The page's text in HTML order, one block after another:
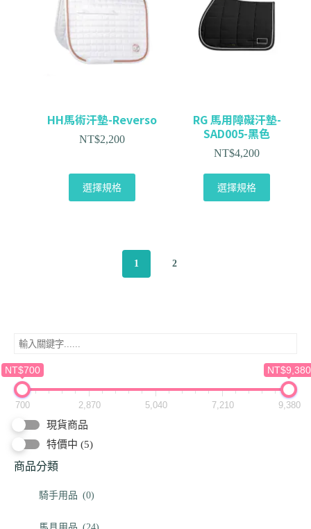
NT$700 NT$9,380
700 2,870 5,040 7,210 9,380
現貨商品
特價中 (5)
商品分類
騎手用品 (0)
HH馬術汗墊-Reverso
NT$2,200
選擇規格
RG 馬用障礙汗墊-
SAD005-黑色
NT$4,200
選擇規格
1 2